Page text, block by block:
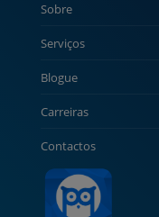
Sobre
Serviços
Blogue
Carreiras
Contactos